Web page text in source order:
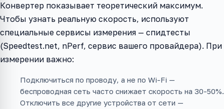
Конвертер показывает теоретический максимум.
Чтобы узнать реальную скорость, используют
специальные сервисы измерения — спидтесты
(Speedtest.net, nPerf, сервис вашего провайдера). При
измерении важно:
Подключиться по проводу, а не по Wi-Fi —
беспроводная сеть часто снижает скорость на 30-50%.
Отключить все другие устройства от сети —